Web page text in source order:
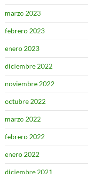
marzo 2023
febrero 2023
enero 2023
diciembre 2022
noviembre 2022
octubre 2022
marzo 2022
febrero 2022
enero 2022
diciembre 2021